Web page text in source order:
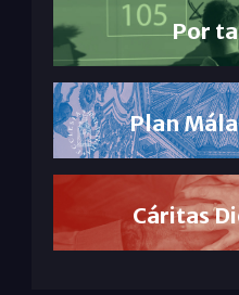
Por
Plan
Cáritas